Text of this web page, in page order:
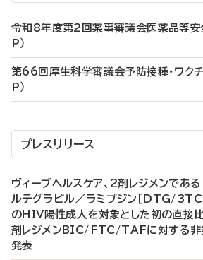
令和8年度第2回薬事審議会医薬品等安
P）
第66回厚生科学審議会予防接種・ワク
P）
プレスリリース
ヴィーブヘルスケア、2剤レジメンである
ルテグラビル／ラミブジン［DTG/3TC
のHIV陽性成人を対象とした初の直接
剤レジメンBIC/FTC/TAFに対する非
発表